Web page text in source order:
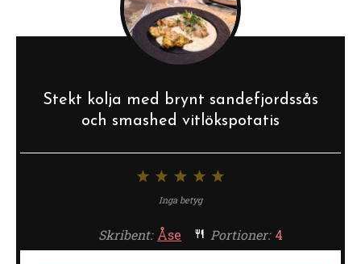
Stekt kolja med brynt sandefjordssås
och smashed vitlökspotatis
5
4
3
stjärnor
2
stjärnor
1
stjärna
Inga betyg
Skribent: Åse Portioner: 4